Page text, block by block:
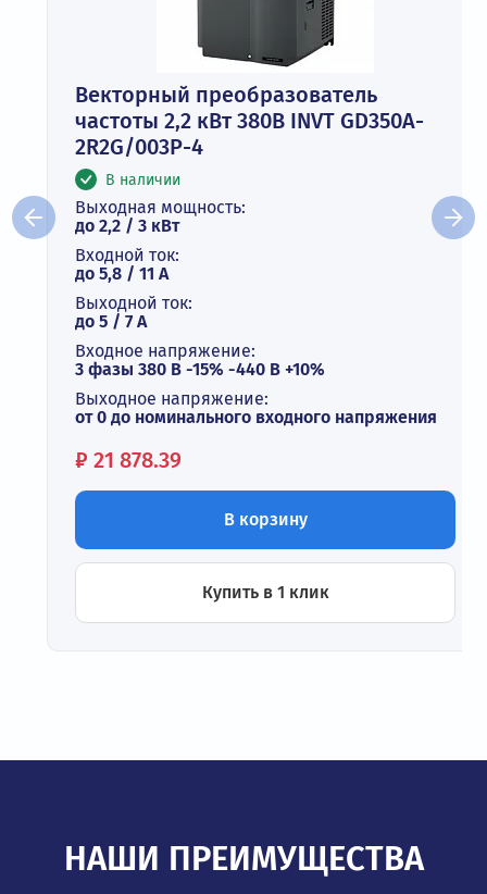
Векторный преобразователь
частоты 2,2 кВт 380В INVT GD350A-
2R2G/003P-4
В наличии
Выходная мощность:
до 2,2 / 3 кВт
Входной ток:
до 5,8 / 11 А
Выходной ток:
до 5 / 7 A
Входное напряжение:
3 фазы 380 В -15% -440 В +10%
Выходное напряжение:
от 0 до номинального входного напряжения
Цена:
₽ 21 878.39
В корзину
Купить в 1 клик
НАШИ ПРЕИМУЩЕСТВА